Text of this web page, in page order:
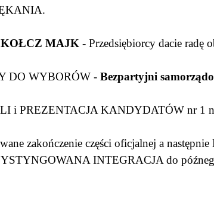
KOŁCZ MAJK - Przedsiębiorcy dacie radę
DO WYBORÓW - Bezpartyjni
i PREZENTACJA KANDYDATÓW nr 1
zakończenie części oficjalnej a
INTEGRACJA do